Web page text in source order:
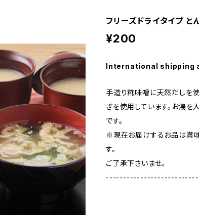
フリーズドライタイプ と
¥200
International shipping
手造り糀味噌に天然だしを使
ぎを使用しています。お湯を
です。
※現在お届けするお品は賞
す。
ご了承下さいませ。